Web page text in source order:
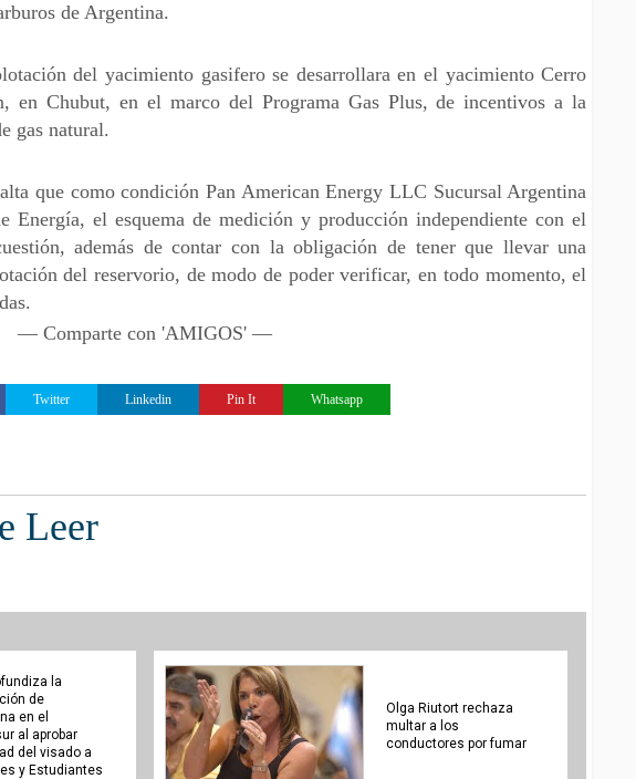
de Argentina.
del yacimiento gasifero se desarrollara en el yacimiento Cerro
en Chubut, en el marco del Programa Gas Plus, de incentivos a la
gas natural.
que como condición Pan American Energy LLC Sucursal Argentina
Energía, el esquema de medición y producción independiente con el
además de contar con la obligación de tener que llevar una
del reservorio, de modo de poder verificar, en todo momento, el
— Comparte con 'AMIGOS' —
Twitter Linkedin Pin It Whatsapp
Leer
la
de
en el
al aprobar
del visado a
y Estudiantes
Olga Riutort rechaza
multar a los
conductores por fumar